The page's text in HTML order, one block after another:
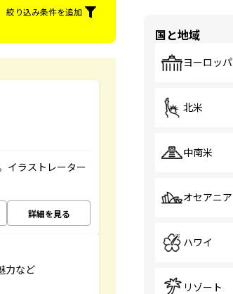
絞り込み条件を追加
イラストレーター
詳細を見る
力など
国と地域
ヨーロッパ
北米
中南米
オセアニア
ハワイ
リゾート